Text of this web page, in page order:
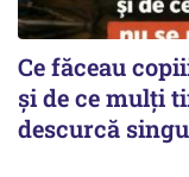
Ce făceau
și de ce mulți
descurcă